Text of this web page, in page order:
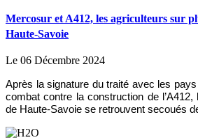
Mercosur et A412, les agriculteurs sur
Haute-Savoie
Le 06 Décembre 2024
Après la signature du traité avec les
combat contre la construction de
de Haute-Savoie se retrouvent secoués